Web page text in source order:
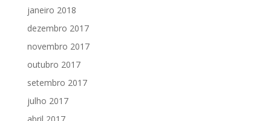
janeiro 2018
dezembro 2017
novembro 2017
outubro 2017
setembro 2017
julho 2017